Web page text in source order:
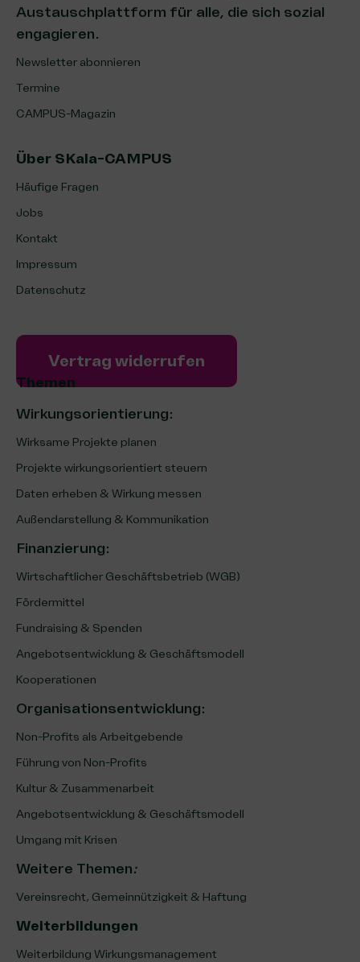
Austauschplattform für alle, die sich sozial
engagieren.
Newsletter abonnieren
Termine
CAMPUS-Magazin
Über SKala-CAMPUS
Häufige Fragen
Jobs
Kontakt
Impressum
Datenschutz
Vertrag widerrufen
Themen
Wirkungsorientierung:
Wirksame Projekte planen
Projekte wirkungsorientiert steuern
Daten erheben & Wirkung messen
Außendarstellung & Kommunikation
Finanzierung:
Wirtschaftlicher Geschäftsbetrieb (WGB)
Fördermittel
Fundraising & Spenden
Angebotsentwicklung & Geschäftsmodell
Kooperationen
Organisationsentwicklung:
Non-Profits als Arbeitgebende
Führung von Non-Profits
Kultur & Zusammenarbeit
Angebotsentwicklung & Geschäftsmodell
Umgang mit Krisen
Weitere Themen:
Vereinsrecht, Gemeinnützigkeit & Haftung
Weiterbildungen
Weiterbildung Wirkungsmanagement